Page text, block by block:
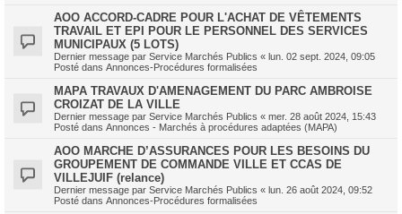
AOO ACCORD-CADRE POUR L'ACHAT DE VÊTEMENTS
TRAVAIL ET EPI POUR LE PERSONNEL DES SERVICES
MUNICIPAUX (5 LOTS)
Dernier message par Service Marchés Publics « lun. 02 sept. 2024, 09:05
Posté dans Annonces-Procédures formalisées
MAPA TRAVAUX D'AMENAGEMENT DU PARC AMBROISE
CROIZAT DE LA VILLE
Dernier message par Service Marchés Publics « mer. 28 août 2024, 15:43
Posté dans Annonces - Marchés à procédures adaptées (MAPA)
AOO MARCHE D’ASSURANCES POUR LES BESOINS DU
GROUPEMENT DE COMMANDE VILLE ET CCAS DE
VILLEJUIF (relance)
Dernier message par Service Marchés Publics « lun. 26 août 2024, 09:52
Posté dans Annonces-Procédures formalisées